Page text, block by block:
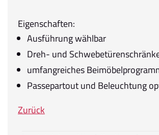
Eigenschaften:
Ausführung wählbar
Dreh- und
umfangreiches
Passepartout und Beleuchtung
Zurück